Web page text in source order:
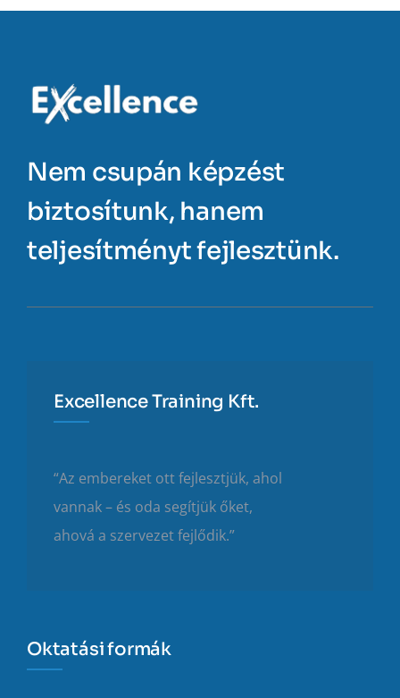
Nem csupán képzést
biztosítunk, hanem
teljesítményt fejlesztünk.
Excellence Training Kft.
“Az embereket ott fejlesztjük, ahol
vannak – és oda segítjük őket,
ahová a szervezet fejlődik.”
Oktatási formák